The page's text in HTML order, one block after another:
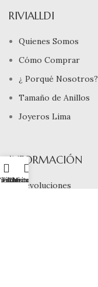
RIVIALLDI
Quienes Somos
Cómo Comprar
¿ Porqué Nosotros?
Tamaño de Anillos
Joyeros Lima
INFORMACIÓN
Devoluciones
Filtros
Carrito
Mi cuenta